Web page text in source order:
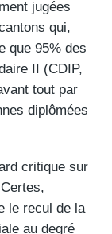
jugées
qui,
que 95% des
II (CDIP,
tout par
diplômées
critique sur
le recul de la
au degré